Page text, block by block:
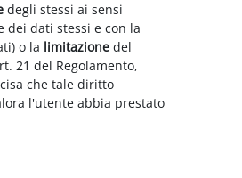
degli stessi ai sensi
dei dati stessi e con la
o la limitazione del
21 del Regolamento,
che tale diritto
l'utente abbia prestato